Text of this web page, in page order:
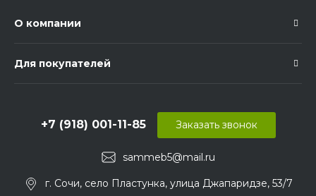
О компании
Для покупателей
sammeb5@mail.ru
+7 (918) 001-11-85
г. Сочи, село Пластунка, улица Джапаридзе, 53/7
Заказать звонок